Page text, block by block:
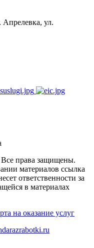
Апрелевка, ул.
права защищены.
материалов ссылка
ответственности за
в материалах
на оказание услуг